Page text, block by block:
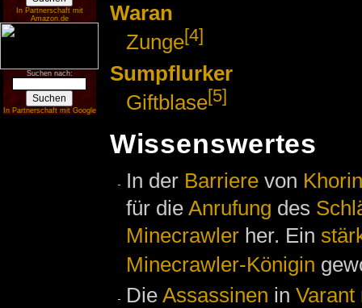
In Partnerschaft mit
Amazon.de
Suchen nach:
In Partnerschaft mit Google
Waran
Zunge[4]
Sumpflurker
Giftblase[5]
Wissenswertes
In der Barriere von
für die Anrufung des
Minecrawler her. Ein
Minecrawler-Königin
Die Assassinen in Varant